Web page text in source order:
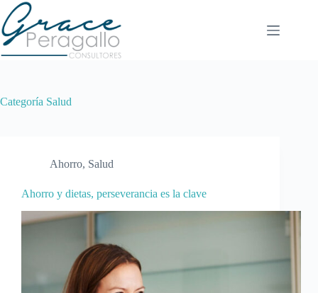
Saltar
al
contenido
Categoría Salud
Ahorro, Salud
Ahorro y dietas, perseverancia es la clave